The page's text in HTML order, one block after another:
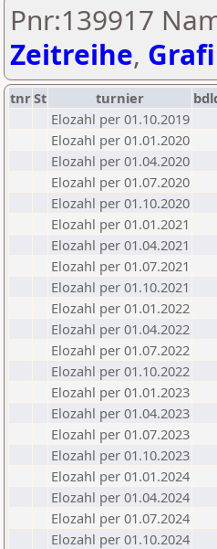
Pnr:139917
Zeitreihe,
tnrSt turnier
Elozahl per 01.10.2019
Elozahl per 01.01.2020
Elozahl per 01.04.2020
Elozahl per 01.07.2020
Elozahl per 01.10.2020
Elozahl per 01.01.2021
Elozahl per 01.04.2021
Elozahl per 01.07.2021
Elozahl per 01.10.2021
Elozahl per 01.01.2022
Elozahl per 01.04.2022
Elozahl per 01.07.2022
Elozahl per 01.10.2022
Elozahl per 01.01.2023
Elozahl per 01.04.2023
Elozahl per 01.07.2023
Elozahl per 01.10.2023
Elozahl per 01.01.2024
Elozahl per 01.04.2024
Elozahl per 01.07.2024
Elozahl per 01.10.2024